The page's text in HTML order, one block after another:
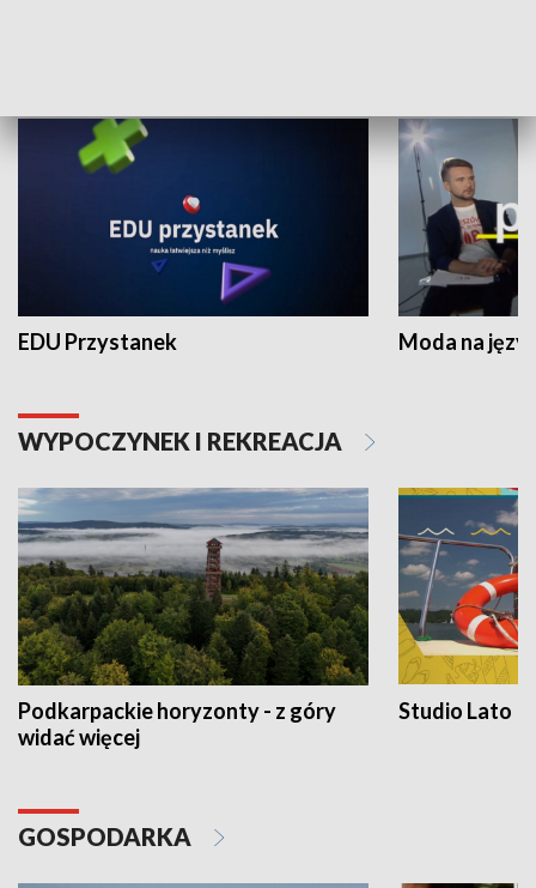
EDU Przystanek Moda na
WYPOCZYNEK I REKREACJA
Podkarpackie horyzonty - z góry
widać więcej
Studio Lato
GOSPODARKA